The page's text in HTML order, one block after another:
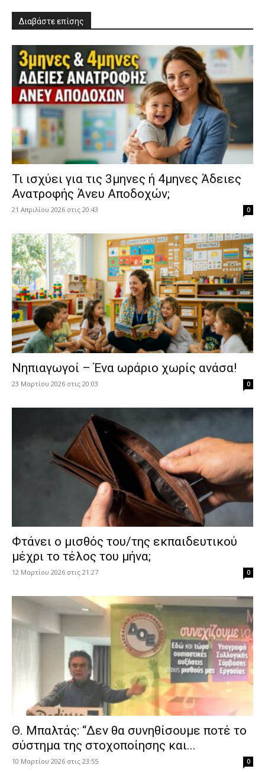
Διαβάστε επίσης
​Τι ισχύει για τις 3μηνες ή 4μηνες Άδειες
Ανατροφής Άνευ Αποδοχών;
21 Απριλίου 2026 στις 20:43 0
Νηπιαγωγοί – Ένα ωράριο χωρίς ανάσα!
23 Μαρτίου 2026 στις 20:03 0
Φτάνει ο μισθός του/της εκπαιδευτικού
μέχρι το τέλος του μήνα;
12 Μαρτίου 2026 στις 21:27 0
Θ. Μπαλτάς: “Δεν θα συνηθίσουμε ποτέ το
σύστημα της στοχοποίησης και...
10 Μαρτίου 2026 στις 23:55 0